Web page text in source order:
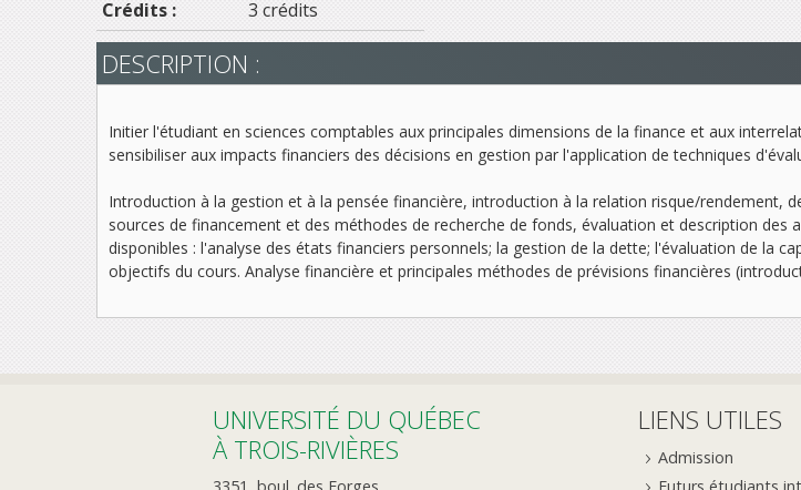
Crédits :
3 crédits
DESCRIPTION :
Initier l'étudiant en sciences comptables aux principales dimensions de la finance et aux
sensibiliser aux impacts financiers des décisions en gestion par l'application de techniques
Introduction à la gestion et à la pensée financière, introduction à la relation risque/rendement,
sources de financement et des méthodes de recherche de fonds, évaluation et description
disponibles : l'analyse des états financiers personnels; la gestion de la dette; l'évaluation de la
objectifs du cours. Analyse financière et principales méthodes de prévisions financières
UNIVERSITÉ DU QUÉBEC
À TROIS-RIVIÈRES
LIENS UTILES
Admission